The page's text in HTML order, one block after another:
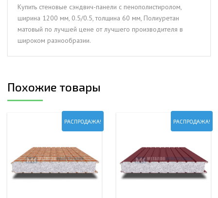
0.5/0.5,
толщина
Полиуретан
Купить стеновые сэндвич-панели с пенополистиролом,
ширина 1200 мм, 0.5/0.5, толщина 60 мм, Полиуретан
матовый по лучшей цене от лучшего производителя в
широком разнообразии.
Похожие товары
РАСПРОДАЖА! РАСПРОДАЖА!